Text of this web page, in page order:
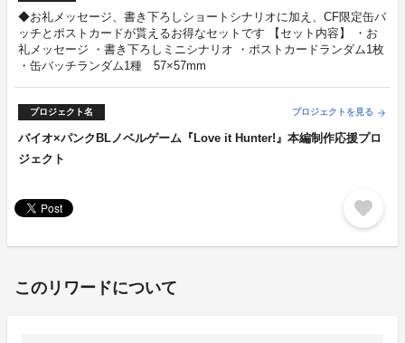
◆お礼メッセージ、書き下ろしショートシナリオに加え、CF限定缶バ
ッチとポストカードが貰えるお得なセットです 【セット内容】 ・お
礼メッセージ ・書き下ろしミニシナリオ ・ポストカードランダム1枚
・缶バッチランダム1種 57×57mm
プロジェクト名 プロジェクトを見る arrow_forward
バイオ×パンクBLノベルゲーム『Love it Hunter!』本編制作応援プロ
ジェクト
favorite
このリワードについて